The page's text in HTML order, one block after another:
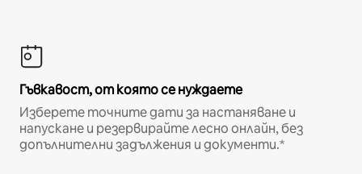
Гъвкавост, от която се нуждаете
Изберете точните дати за настаняване и
напускане и резервирайте лесно онлайн, без
допълнителни задължения и документи.*